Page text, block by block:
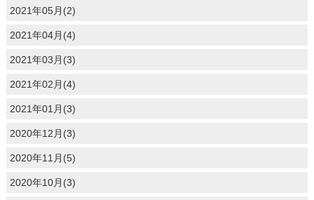
2021年05月(2)
2021年04月(4)
2021年03月(3)
2021年02月(4)
2021年01月(3)
2020年12月(3)
2020年11月(5)
2020年10月(3)